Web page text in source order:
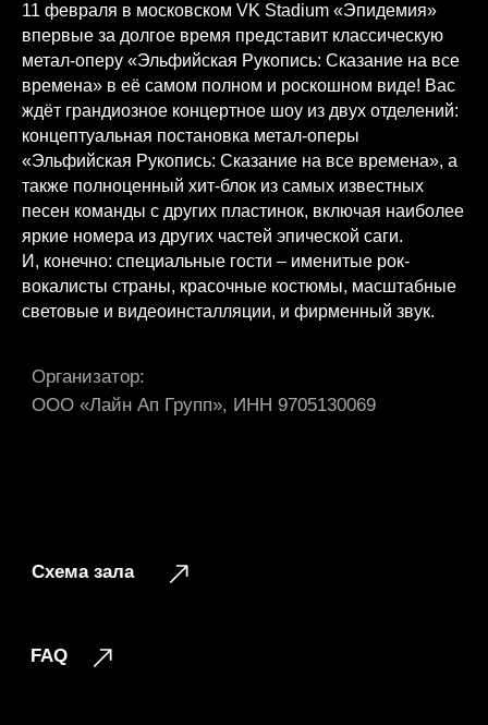
11 февраля в московском VK Stadium «Эпидемия»
впервые за долгое время представит классическую
метал-оперу «Эльфийская Рукопись: Сказание на все
времена» в её самом полном и роскошном виде! Вас
ждёт грандиозное концертное шоу из двух отделений:
концептуальная постановка метал-оперы
«Эльфийская Рукопись: Сказание на все времена», а
также полноценный хит-блок из самых известных
песен команды с других пластинок, включая наиболее
яркие номера из других частей эпической саги.
И, конечно: специальные гости – именитые рок-
вокалисты страны, красочные костюмы, масштабные
световые и видеоинсталляции, и фирменный звук.